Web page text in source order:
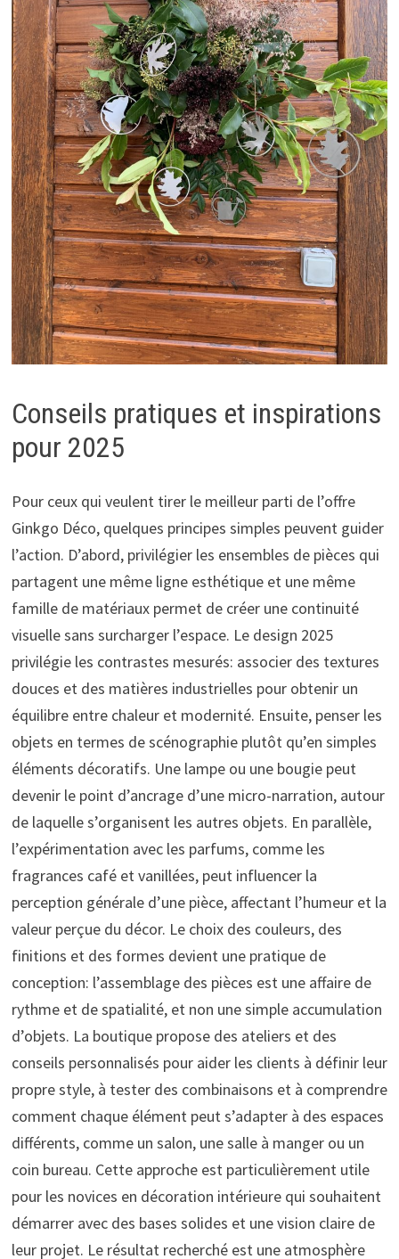
Conseils pratiques et inspirations
pour 2025
Pour ceux qui veulent tirer le meilleur parti de l’offre
Ginkgo Déco, quelques principes simples peuvent guider
l’action. D’abord, privilégier les ensembles de pièces qui
partagent une même ligne esthétique et une même
famille de matériaux permet de créer une continuité
visuelle sans surcharger l’espace. Le design 2025
privilégie les contrastes mesurés: associer des textures
douces et des matières industrielles pour obtenir un
équilibre entre chaleur et modernité. Ensuite, penser les
objets en termes de scénographie plutôt qu’en simples
éléments décoratifs. Une lampe ou une bougie peut
devenir le point d’ancrage d’une micro-narration, autour
de laquelle s’organisent les autres objets. En parallèle,
l’expérimentation avec les parfums, comme les
fragrances café et vanillées, peut influencer la
perception générale d’une pièce, affectant l’humeur et la
valeur perçue du décor. Le choix des couleurs, des
finitions et des formes devient une pratique de
conception: l’assemblage des pièces est une affaire de
rythme et de spatialité, et non une simple accumulation
d’objets. La boutique propose des ateliers et des
conseils personnalisés pour aider les clients à définir leur
propre style, à tester des combinaisons et à comprendre
comment chaque élément peut s’adapter à des espaces
différents, comme un salon, une salle à manger ou un
coin bureau. Cette approche est particulièrement utile
pour les novices en décoration intérieure qui souhaitent
démarrer avec des bases solides et une vision claire de
leur projet. Le résultat recherché est une atmosphère